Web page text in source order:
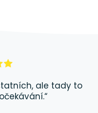
ale tady to